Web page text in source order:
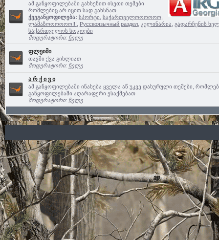
ამ განყოფილებაში გახსენით ისეთი თემები
რომლებიც არ იცით სად გახსნათ
ქვეგანყოფილება: სპორტი საქართველოოოოოო,
ლამაზოოოოოო!!!
Русскоязычный раздел, კულინარია გადარჩენის
საქართველოს სოკოები
მოდერატორი: ჩელე
ფლეიმი
თავში ქვა გიხლიათ
მოდერატორი: ჩელე
ა რ ქ ი ვ ი
ამ განყოფილებაში ინახება ყველა აწ უკვე დახურული თემები,
განყოფილებაში აღარაფერი ესაქმებათ
მოდერატორი: ჩელე